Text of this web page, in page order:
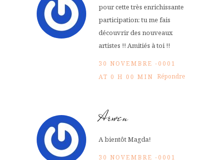
pour cette très enrichissante
participation: tu me fais
découvrir des nouveaux
artistes !! Amitiés à toi !!
30 NOVEMBRE -0001
AT 0 H 00 MIN Répondre
Arwen
A bientôt Magda!
30 NOVEMBRE -0001